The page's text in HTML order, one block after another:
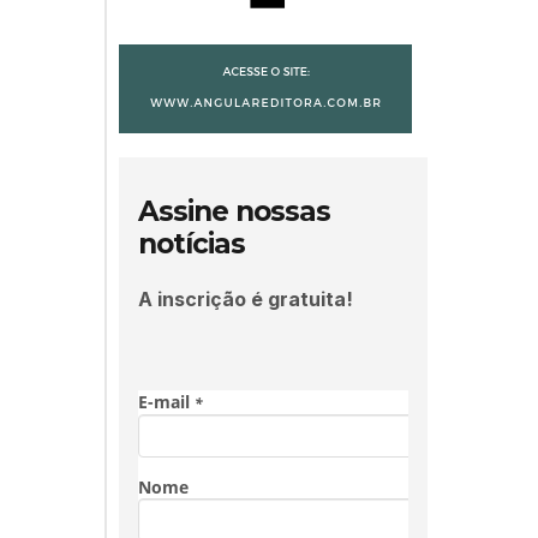
Assine nossas
notícias
A inscrição é gratuita!